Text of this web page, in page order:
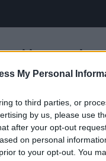
My Personal
to third parties, or
by us, please use
after your opt-out
on personal
to your opt-out. You
importi
Questo porterà
è stato reso
.